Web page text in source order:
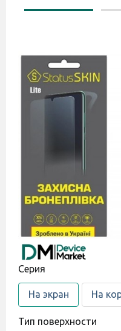
Cерия
На экран На
Тип поверхности